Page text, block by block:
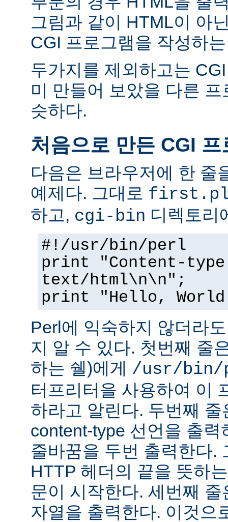
그림과 같이 HTML이 아
CGI 프로그램을 작성하
두가지를 제외하고는
미 만들어 보았을 다른
슷하다.
처음으로 만든 CGI 프
다음은 브라우저에 한 줄
예제다. 그대로
하고, cgi-bin 디렉토리
#!/usr/bin/perl
print "Content-
text/html\n\n";
print "Hello,
Perl에 익숙하지 않더라
지 알 수 있다. 첫번째 줄
하는 쉘)에게 /usr/bin/
터프리터을 사용하여 이
하라고 알린다. 두번째 줄
content-type 선언을 출
줄바꿈을 두번 출력한다.
HTTP 헤더의 끝을 뜻하
문이 시작한다. 세번째
자열을 출력한다. 이것으